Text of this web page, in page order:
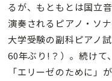
るが、もともとは国立
演奏されるピアノ・ソ
大学受験の副科ピアノ
60年ぶり!？）。続けて
「エリーゼのために」